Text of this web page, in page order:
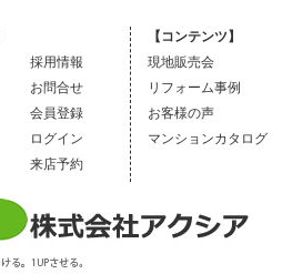
採用情報
お問合せ
会員登録
ログイン
来店予約
【コンテンツ】
現地販売会
リフォーム事例
お客様の声
マンションカタログ